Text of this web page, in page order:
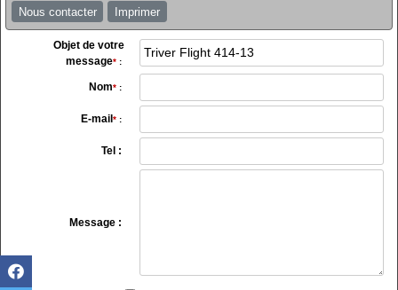
Nous contacter Imprimer
Objet de votre
message*:
Nom*:
E-mail *:
Tel :
Message :